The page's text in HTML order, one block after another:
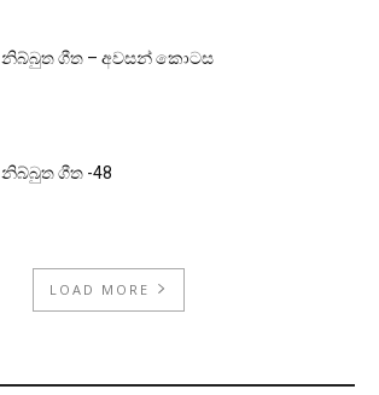
නිබ්බුත ගීත – අවසන් කොටස
නිබ්බුත ගීත -48
LOAD MORE